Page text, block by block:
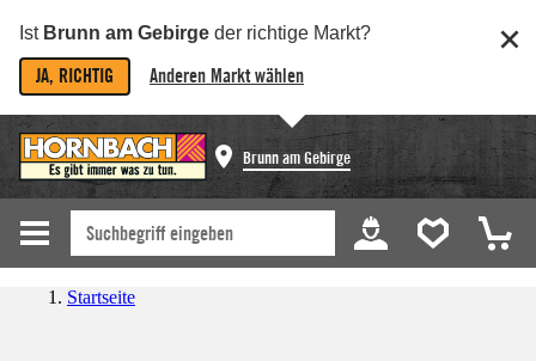
Ist Brunn am Gebirge der richtige Markt?
JA, RICHTIG Anderen Markt wählen
Brunn am Gebirge
Startseite